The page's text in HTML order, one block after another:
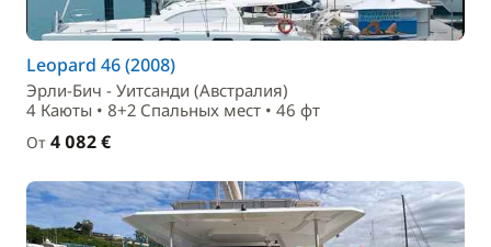
Leopard 46 (2008)
Эрли-Бич - Уитсанди (Австралия)
4 Каюты • 8+2 Спальныx мест • 46 фт
От 4 082 €